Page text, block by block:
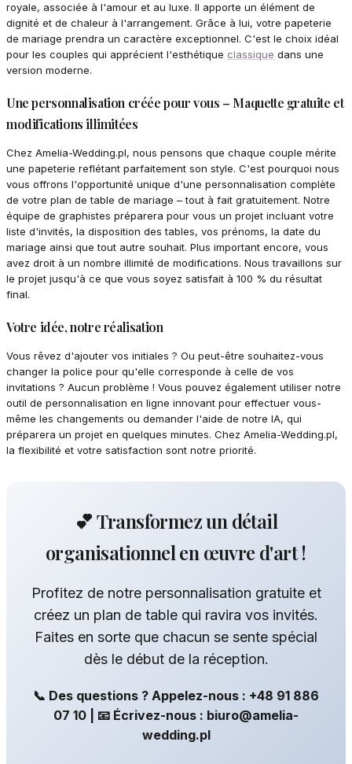
royale, associée à l'amour et au luxe. Il apporte un élément de
dignité et de chaleur à l'arrangement. Grâce à lui, votre papeterie
de mariage prendra un caractère exceptionnel. C'est le choix idéal
pour les couples qui apprécient l'esthétique classique dans une
version moderne.
Une personnalisation créée pour vous – Maquette gratuite et
modifications illimitées
Chez Amelia-Wedding.pl, nous pensons que chaque couple mérite
une papeterie reflétant parfaitement son style. C'est pourquoi nous
vous offrons l'opportunité unique d'une personnalisation complète
de votre plan de table de mariage – tout à fait gratuitement. Notre
équipe de graphistes préparera pour vous un projet incluant votre
liste d'invités, la disposition des tables, vos prénoms, la date du
mariage ainsi que tout autre souhait. Plus important encore, vous
avez droit à un nombre illimité de modifications. Nous travaillons sur
le projet jusqu'à ce que vous soyez satisfait à 100 % du résultat
final.
Votre idée, notre réalisation
Vous rêvez d'ajouter vos initiales ? Ou peut-être souhaitez-vous
changer la police pour qu'elle corresponde à celle de vos
invitations ? Aucun problème ! Vous pouvez également utiliser notre
outil de personnalisation en ligne innovant pour effectuer vous-
même les changements ou demander l'aide de notre IA, qui
préparera un projet en quelques minutes. Chez Amelia-Wedding.pl,
la flexibilité et votre satisfaction sont notre priorité.
💕 Transformez un détail
organisationnel en œuvre d'art !
Profitez de notre personnalisation gratuite et
créez un plan de table qui ravira vos invités.
Faites en sorte que chacun se sente spécial
dès le début de la réception.
📞 Des questions ? Appelez-nous : +48 91 886
07 10 | 📧 Écrivez-nous : biuro@amelia-
wedding.pl